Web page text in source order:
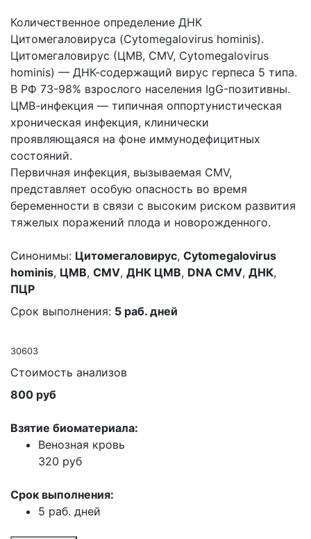
Количественное определение ДНК
Цитомегаловируса (Cytomegalovirus hominis).
Цитомегаловирус (ЦМВ, CMV, Cytomegalovirus
hominis) — ДНК-содержащий вирус герпеса 5 типа.
В РФ 73-98% взрослого населения IgG-позитивны.
ЦМВ-инфекция — типичная оппортунистическая
хроническая инфекция, клинически
проявляющаяся на фоне иммунодефицитных
состояний.
Первичная инфекция, вызываемая CMV,
представляет особую опасность во время
беременности в связи с высоким риском развития
тяжелых поражений плода и новорожденного.
Синонимы: Цитомегаловирус, Cytomegalovirus
hominis, ЦМВ, CMV, ДНК ЦМВ, DNA CMV, ДНК,
ПЦР
Срок выполнения: 5 раб. дней
30603
Стоимость анализов
800 руб
Взятие биоматериала:
Венозная кровь
320 руб
Срок выполнения:
5 раб. дней